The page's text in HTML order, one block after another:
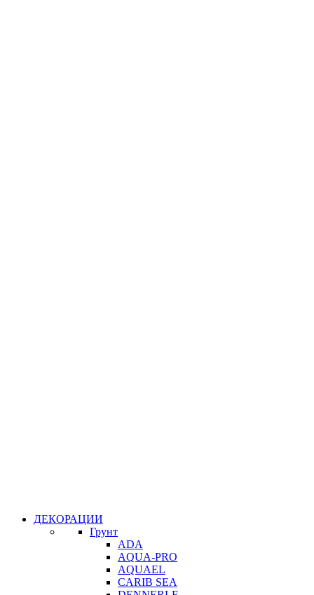
ДЕКОРАЦИИ
Грунт
ADA
AQUA-PRO
AQUAEL
CARIB SEA